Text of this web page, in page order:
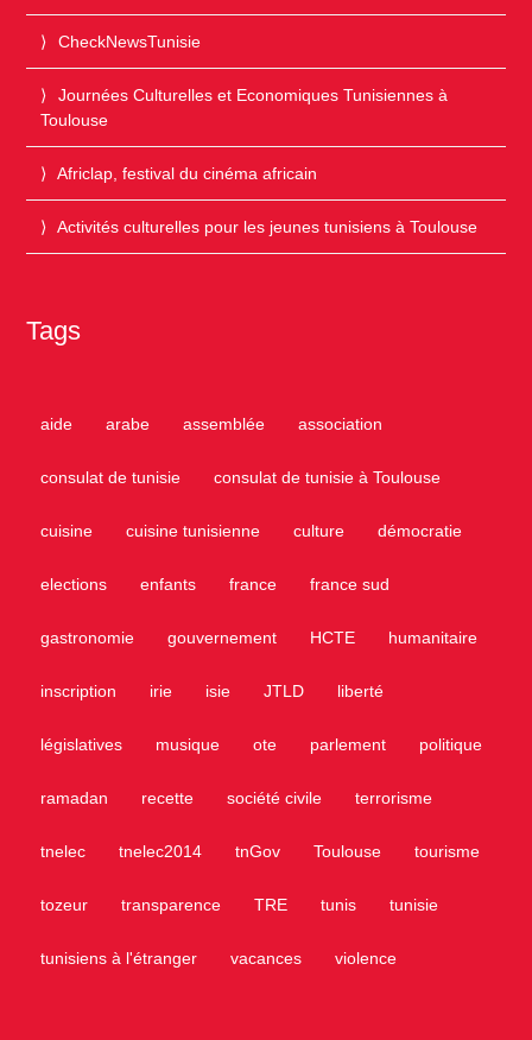
CheckNewsTunisie
Journées Culturelles et Economiques Tunisiennes à
Toulouse
Africlap, festival du cinéma africain
Activités culturelles pour les jeunes tunisiens à Toulouse
Tags
aide arabe assemblée association
consulat de tunisie consulat de tunisie à Toulouse
cuisine cuisine tunisienne culture démocratie
elections enfants france france sud
gastronomie gouvernement HCTE humanitaire
inscription irie isie JTLD liberté
législatives musique ote parlement politique
ramadan recette société civile terrorisme
tnelec tnelec2014 tnGov Toulouse tourisme
tozeur transparence TRE tunis tunisie
tunisiens à l'étranger vacances violence